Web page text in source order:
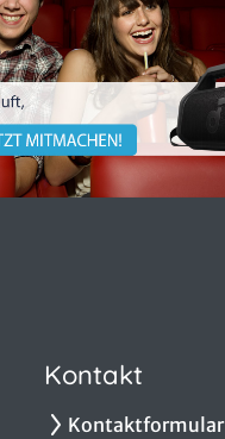
Kontakt
Kontaktformular